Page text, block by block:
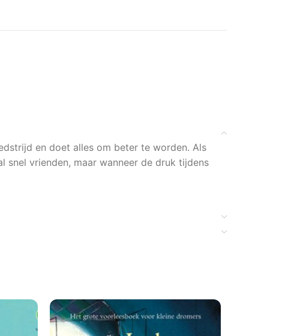
en doet alles om beter te worden. Als
vrienden, maar wanneer de druk tijdens